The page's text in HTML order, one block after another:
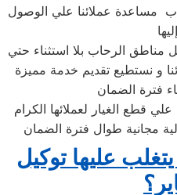
مساعدة عملائنا علي الوصول
إليها
الرحاب بلا استثناء حتي
و نستطيع تقديم خدمة مميزة
فترة الضمان
قطع الغيار لعملائها الكرام
مجانية طوال فترة الضمان
عليها توكيل